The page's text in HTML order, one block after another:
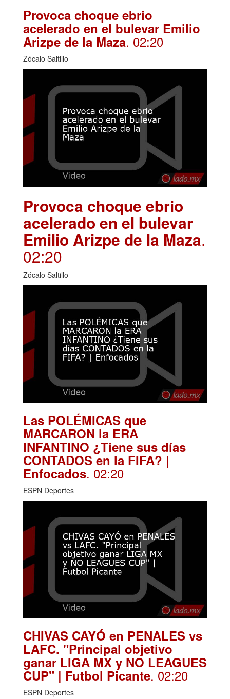
Provoca choque ebrio
acelerado en el bulevar Emilio
Arizpe de la Maza. 02:20
Zócalo Saltillo
Provoca choque ebrio
acelerado en el bulevar
Emilio Arizpe de la Maza.
02:20
Zócalo Saltillo
Las POLÉMICAS que
MARCARON la ERA
INFANTINO ¿Tiene sus días
CONTADOS en la FIFA? |
Enfocados. 02:20
ESPN Deportes
CHIVAS CAYÓ en PENALES vs
LAFC. "Principal objetivo
ganar LIGA MX y NO LEAGUES
CUP" | Futbol Picante. 02:20
ESPN Deportes